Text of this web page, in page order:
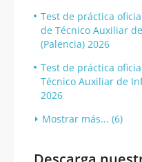
Test de práctica
de Técnico Auxiliar
(Palencia) 2026
Test de práctica
Técnico Auxiliar de
2026
Mostrar más... (6)